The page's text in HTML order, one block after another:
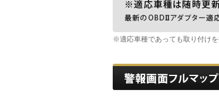
※適応車種であっても取り付け